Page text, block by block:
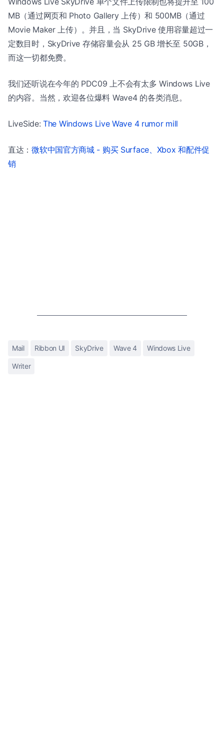
MB（通过网页和 Photo Gallery 上传）和 500MB（通过
Movie Maker 上传）。并且，当 SkyDrive 使用容量超过一
定数目时，SkyDrive 存储容量会从 25 GB 增长至 50GB，
而这一切都免费。
我们还听说在今年的 PDC09 上不会有太多 Windows Live
的内容。当然，欢迎各位爆料 Wave4 的各类消息。
LiveSide:The Windows Live Wave 4 rumor mill
直达：微软中国官方商城 - 购买 Surface、Xbox 和配件促
销
Mail Ribbon UI SkyDrive Wave 4 Windows Live
Writer